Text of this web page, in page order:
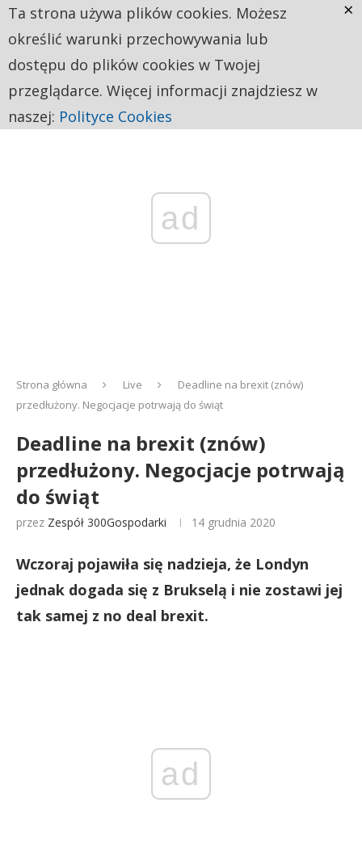
ad
Strona główna Live
Deadline na brexit (znów)
przedłużony. Negocjacje potrwają do świąt
Deadline na brexit (znów)
przedłużony. Negocjacje potrwają
do świąt
przez Zespół 300Gospodarki 14 grudnia 2020
Wczoraj pojawiła się nadzieja, że Londyn
jednak dogada się z Brukselą i nie zostawi jej
tak samej z no deal brexit.
ad
Ta strona używa plików cookies. Możesz
określić warunki przechowywania lub
dostępu do plików cookies w Twojej
przeglądarce. Więcej informacji znajdziesz w
naszej: Polityce Cookies
×